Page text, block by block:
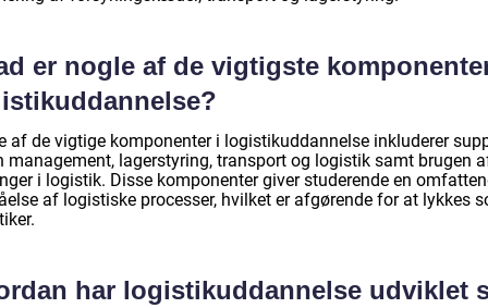
er nogle af de vigtigste
af de vigtige komponenter i logistikuddannelse inkluderer
management, lagerstyring, transport og logistik samt brugen
i logistik. Disse komponenter giver studerende en
af logistiske processer, hvilket er afgørende for at lykkes
har logistikuddannelse udviklet